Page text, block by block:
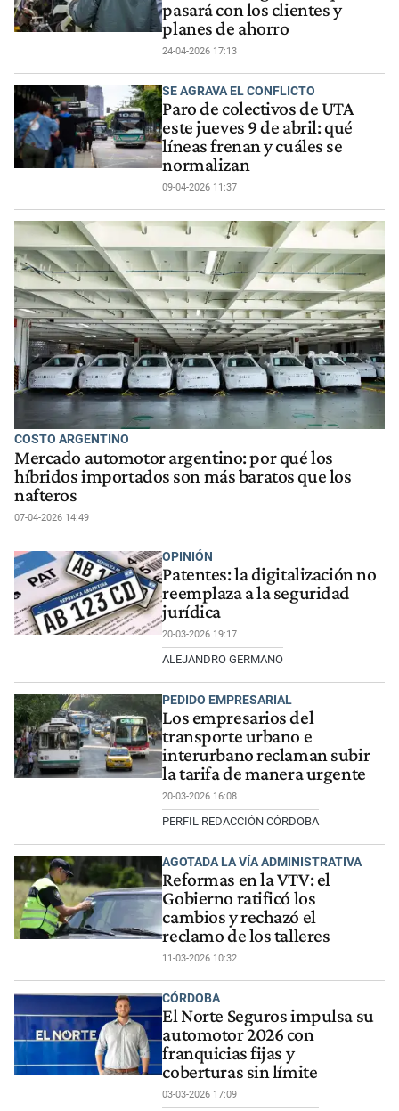
pasará con los clientes y
planes de ahorro
24-04-2026 17:13
SE AGRAVA EL CONFLICTO
Paro de colectivos de UTA
este jueves 9 de abril: qué
líneas frenan y cuáles se
normalizan
09-04-2026 11:37
COSTO ARGENTINO
Mercado automotor argentino: por qué los
híbridos importados son más baratos que los
nafteros
07-04-2026 14:49
OPINIÓN
Patentes: la digitalización no
reemplaza a la seguridad
jurídica
20-03-2026 19:17
ALEJANDRO GERMANO
PEDIDO EMPRESARIAL
Los empresarios del
transporte urbano e
interurbano reclaman subir
la tarifa de manera urgente
20-03-2026 16:08
PERFIL REDACCIÓN CÓRDOBA
AGOTADA LA VÍA ADMINISTRATIVA
Reformas en la VTV: el
Gobierno ratificó los
cambios y rechazó el
reclamo de los talleres
11-03-2026 10:32
CÓRDOBA
El Norte Seguros impulsa su
automotor 2026 con
franquicias fijas y
coberturas sin límite
03-03-2026 17:09